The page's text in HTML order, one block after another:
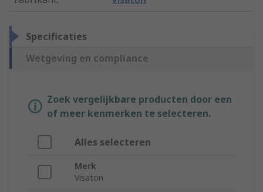
Specificaties
Wetgeving en compliance
Zoek vergelijkbare producten door een
of meer kenmerken te selecteren.
Alles selecteren
Merk
Visaton